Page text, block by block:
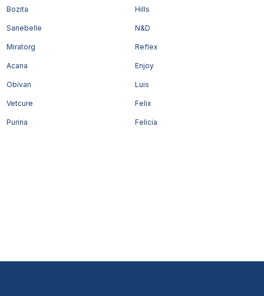
Bozita Hills
Sanebelle N&D
Miratorg Reflex
Acana Enjoy
Obivan Luis
Vetcure Felix
Purina Felicia